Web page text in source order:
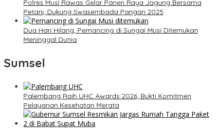
Polres Musi Rawas Gelar Panen Raya Jagung Bersama
Petani, Dukung Swasembada Pangan 2025
Dua Hari Hilang, Pemancing di Sungai Musi Ditemukan
Meninggal Dunia
Sumsel
Palembang Raih UHC Awards 2026, Bukti Komitmen
Pelayanan Kesehatan Merata